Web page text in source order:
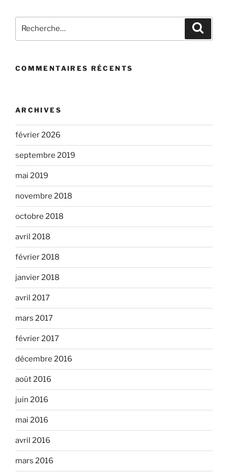
pour
COMMENTAIRES RÉCENTS
ARCHIVES
février 2026
septembre 2019
mai 2019
novembre 2018
octobre 2018
avril 2018
février 2018
janvier 2018
avril 2017
mars 2017
février 2017
décembre 2016
août 2016
juin 2016
mai 2016
avril 2016
mars 2016